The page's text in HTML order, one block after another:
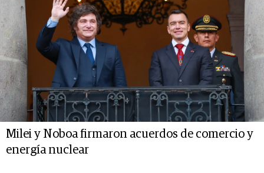
Milei y Noboa firmaron acuerdos de comercio y
energía nuclear